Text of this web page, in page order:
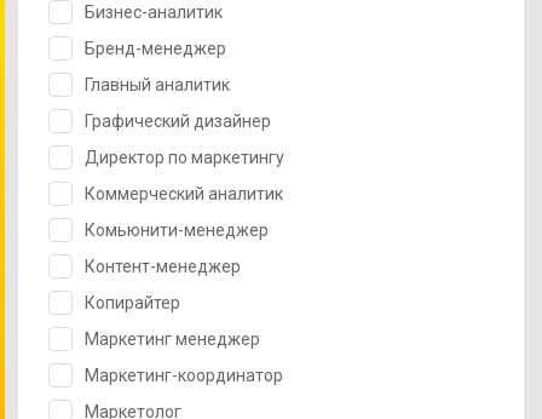
Бизнес-аналитик
Бренд-менеджер
Главный аналитик
Графический дизайнер
Директор по маркетингу
Коммерческий аналитик
Комьюнити-менеджер
Контент-менеджер
Копирайтер
Маркетинг менеджер
Маркетинг-координатор
Маркетолог